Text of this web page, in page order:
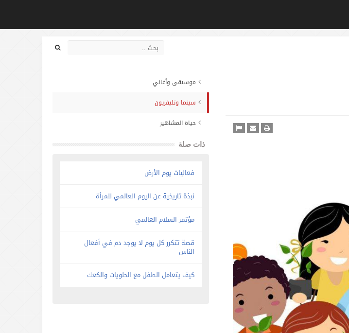
موسيقى وأغاني
سينما وتليفزيون
حياة المشاهير
ذات صلة
فعاليات يوم الأرض
نبذة تاريخية عن اليوم العالمي للمرأة
مؤتمر السلام العالمي
قصة تتكرر كل يوم لا يوجد دم في أفعال
الناس
كيف يتعامل الطفل مع الحلويات والكعك